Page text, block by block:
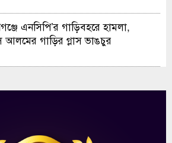
এনসিপি’র গাড়িবহরে হামলা,
আলমের গাড়ির গ্লাস ভাঙচুর